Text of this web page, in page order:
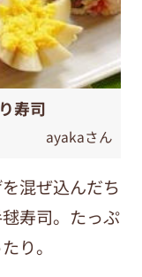
寿司
ayakaさん
混ぜ込んだち
寿司。たっぷ
り。